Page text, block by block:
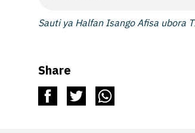
Sauti ya Halfan Isango Afisa ubora
Share